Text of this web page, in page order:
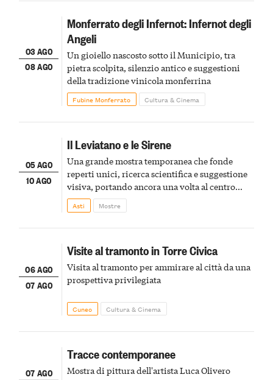
03 AGO
08 AGO
Monferrato degli Infernot: Infernot degli
Angeli
Un gioiello nascosto sotto il Municipio, tra
pietra scolpita, silenzio antico e suggestioni
della tradizione vinicola monferrina
Fubine Monferrato Cultura & Cinema
05 AGO
10 AGO
Il Leviatano e le Sirene
Una grande mostra temporanea che fonde
reperti unici, ricerca scientifica e suggestione
visiva, portando ancora una volta al centro
della scena le meraviglie del passato astigiano
Asti Mostre
06 AGO
07 AGO
Visite al tramonto in Torre Civica
Visita al tramonto per ammirare al città da una
prospettiva privilegiata
Cuneo Cultura & Cinema
07 AGO
Tracce contemporanee
Mostra di pittura dell'artista Luca Olivero